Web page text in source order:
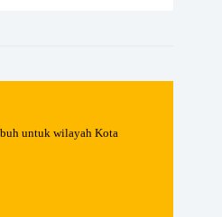
untuk wilayah Kota